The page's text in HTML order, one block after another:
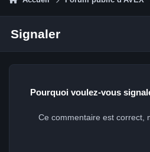
Signaler
Pourquoi voulez-vous